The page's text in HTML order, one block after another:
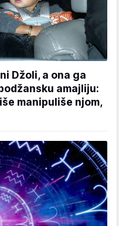
Džoli, a ona ga
amajliju:
manipuliše njom,